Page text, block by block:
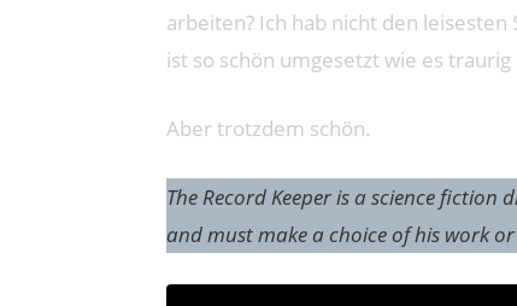
arbeiten? Ich hab nicht den
ist so schön umgesetzt wie es
Aber trotzdem schön.
The Record Keeper is a science
and must make a choice of his work